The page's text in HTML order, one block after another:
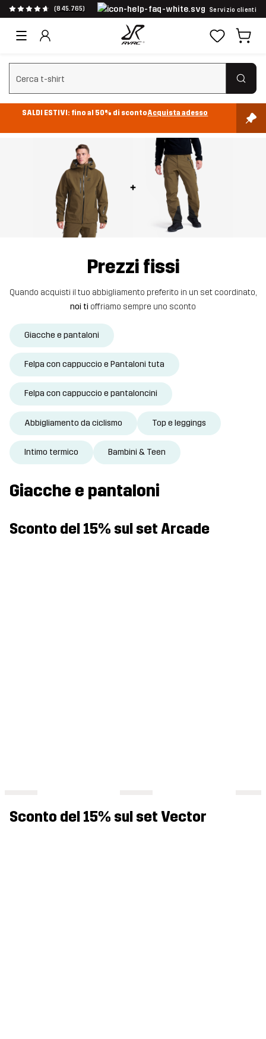
(845.765) Servizio clienti
Cancella ricerca
SALDI ESTIVI: fino al 50% di scontoAcquista adesso
Prezzi fissi
Quando acquisti il tuo abbigliamento preferito in un set coordinato,
noi ti offriamo sempre uno sconto
Giacche e pantaloni
Felpa con cappuccio e Pantaloni tuta
Felpa con cappuccio e pantaloncini
Abbigliamento da ciclismo Top e leggings
Intimo termico Bambini & Teen
Giacche e pantaloni
Sconto del 15% sul set Arcade
Sconto del 15% sul set Vector